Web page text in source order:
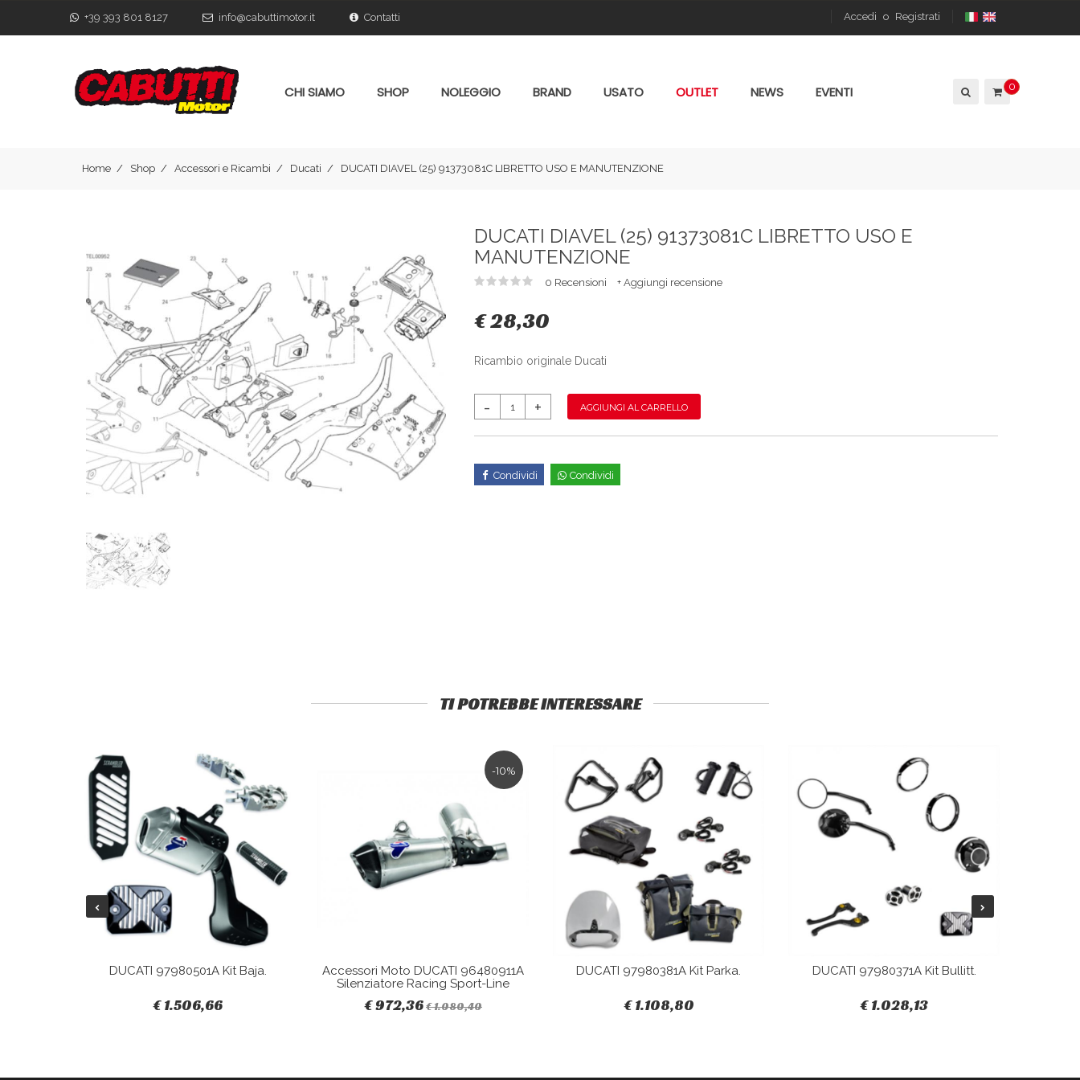
+39 393 801 8127 info@cabuttimotor.it Contatti Accedi o Registrati
0
CHI SIAMO SHOP NOLEGGIO BRAND USATO OUTLET NEWS EVENTI
Home Shop Accessori e Ricambi Ducati DUCATI DIAVEL (25) 91373081C LIBRETTO USO E MANUTENZIONE
DUCATI DIAVEL (25) 91373081C LIBRETTO USO E
MANUTENZIONE
0 Recensioni + Aggiungi recensione
€ 28,30
Ricambio originale Ducati
AGGIUNGI AL CARRELLO
Condividi Condividi
TI POTREBBE INTERESSARE
DUCATI 97980501A Kit Baja.
€ 1.506,66
-10%
Accessori Moto DUCATI 96480911A
Silenziatore Racing Sport-Line
€ 972,36€ 1.080,40
DUCATI 97980381A Kit Parka.
€ 1.108,80
DUCATI 97980371A Kit Bullitt.
€ 1.028,13